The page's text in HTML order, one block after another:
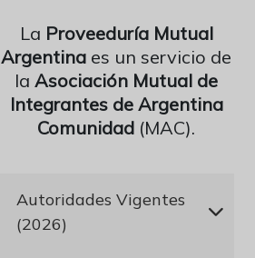
La Proveeduría Mutual
Argentina es un servicio de
laAsociación Mutual de
Integrantes de Argentina
Comunidad (MAC).
Autoridades Vigentes
(2026)